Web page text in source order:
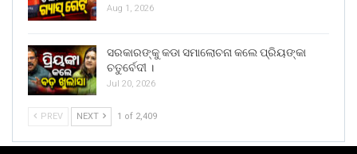
Aug 1, 2026
ସରକାରଙ୍କୁ କଡା ସମାଲୋଚନା କଲେ ପ୍ରିୟଙ୍କା
ଚତୁର୍ବେଦୀ ।
Jul 20, 2026
PREV NEXT 1 of 2,409